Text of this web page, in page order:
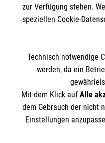
Themenübersicht
Kontakt
Datenschutz
zur Verfügung stehen.
speziellen Cookie-
Technisch notwendige
werden, da ein
Mit dem Klick auf Alle
dem Gebrauch der nicht
Einstellungen